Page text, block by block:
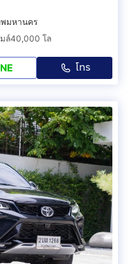
พมหานคร
ล์40,000 โล
โทร